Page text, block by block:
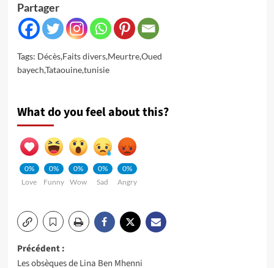
Partager
Tags: Décès,Faits divers,Meurtre,Oued
bayech,Tataouine,tunisie
What do you feel about this?
0%
Love
0%
Funny
0%
Wow
0%
Sad
0%
Angry
Navigation
Précédent :
Les obsèques de Lina Ben Mhenni